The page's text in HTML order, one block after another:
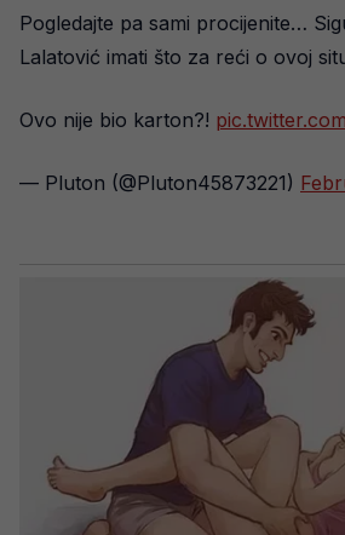
Pogledajte pa sami procijenite…
Lalatović imati što za reći o ovoj
Ovo nije bio karton?!
— Pluton (@Pluton45873221)